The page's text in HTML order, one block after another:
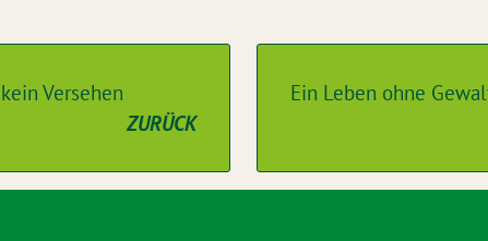
Versehen
ZURÜCK
Ein Leben ohne